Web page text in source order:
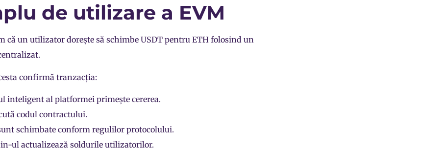
de utilizare a EVM
că un utilizator dorește să schimbe USDT pentru ETH folosind un
confirmă tranzacția:
inteligent al platformei primește cererea.
codul contractului.
schimbate conform regulilor protocolului.
ul actualizează soldurile utilizatorilor.